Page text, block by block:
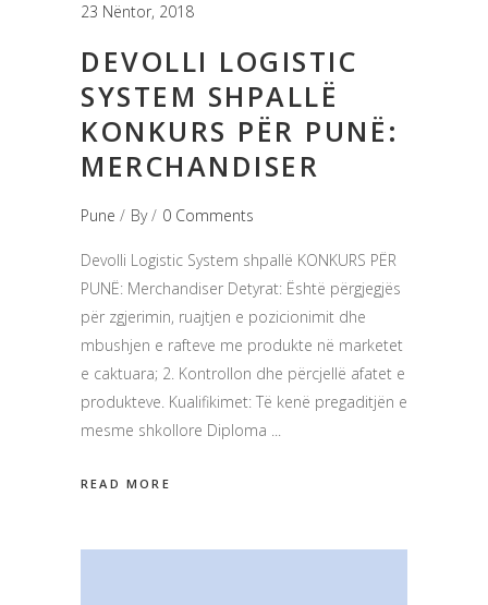
23 Nëntor, 2018
DEVOLLI LOGISTIC
SYSTEM SHPALLË
KONKURS PËR PUNË:
MERCHANDISER
Pune By 0 Comments
Devolli Logistic System shpallë KONKURS PËR
PUNË: Merchandiser Detyrat: Është përgjegjës
për zgjerimin, ruajtjen e pozicionimit dhe
mbushjen e rafteve me produkte në marketet
e caktuara; 2. Kontrollon dhe përcjellë afatet e
produkteve. Kualifikimet: Të kenë pregaditjën e
mesme shkollore Diploma
READ MORE